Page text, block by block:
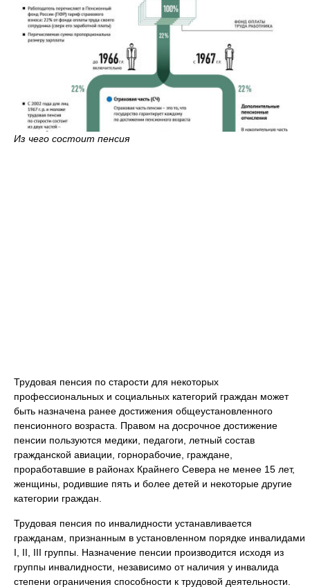
Из чего состоит пенсия
Трудовая пенсия по старости для некоторых
профессиональных и социальных категорий граждан может
быть назначена ранее достижения общеустановленного
пенсионного возраста. Правом на досрочное достижение
пенсии пользуются медики, педагоги, летный состав
гражданской авиации, горнорабочие, граждане,
проработавшие в районах Крайнего Севера не менее 15 лет,
женщины, родившие пять и более детей и некоторые другие
категории граждан.
Трудовая пенсия по инвалидности устанавливается
гражданам, признанным в установленном порядке инвалидами
I, II, III группы. Назначение пенсии производится исходя из
группы инвалидности, независимо от наличия у инвалида
степени ограничения способности к трудовой деятельности.